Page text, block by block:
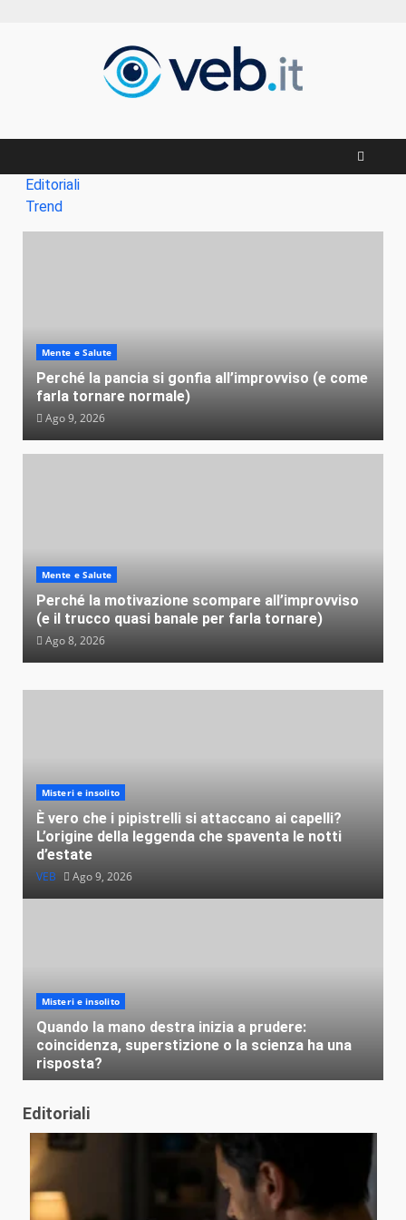
Misteri e insolito
È vero che i pipistrelli si attaccano ai capelli?
L’origine della leggenda che spaventa le notti
d’estate
VEB Ago 9, 2026
Misteri e insolito
Quando la mano destra inizia a prudere:
coincidenza, superstizione o la scienza ha una
risposta?
VEB Ago 7, 2026
Editoriali
Trend
Mente e Salute
Perché la pancia si gonfia all’improvviso (e come
farla tornare normale)
Ago 9, 2026
Mente e Salute
Perché la motivazione scompare all’improvviso
(e il trucco quasi banale per farla tornare)
Ago 8, 2026
Editoriali